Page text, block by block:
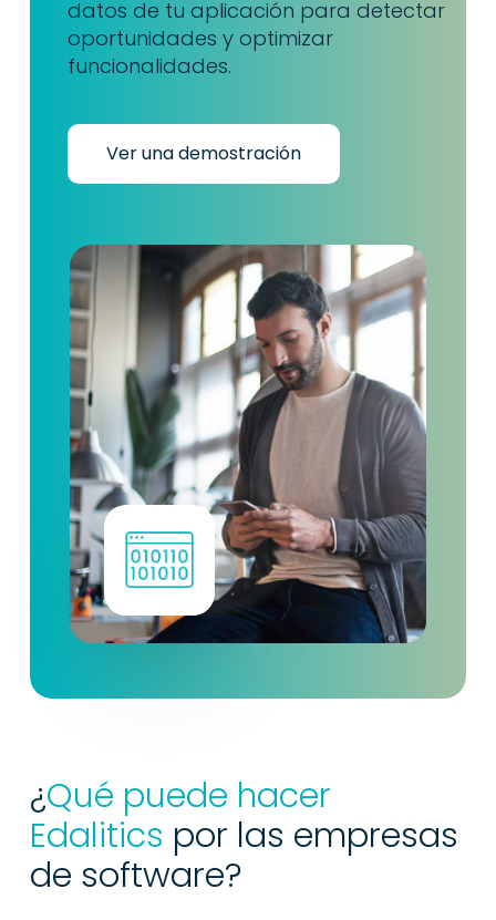
datos de tu aplicación para detectar
oportunidades y optimizar
funcionalidades.
Ver una demostración
¿Qué puede hacer
Edalitics por las empresas
de software?